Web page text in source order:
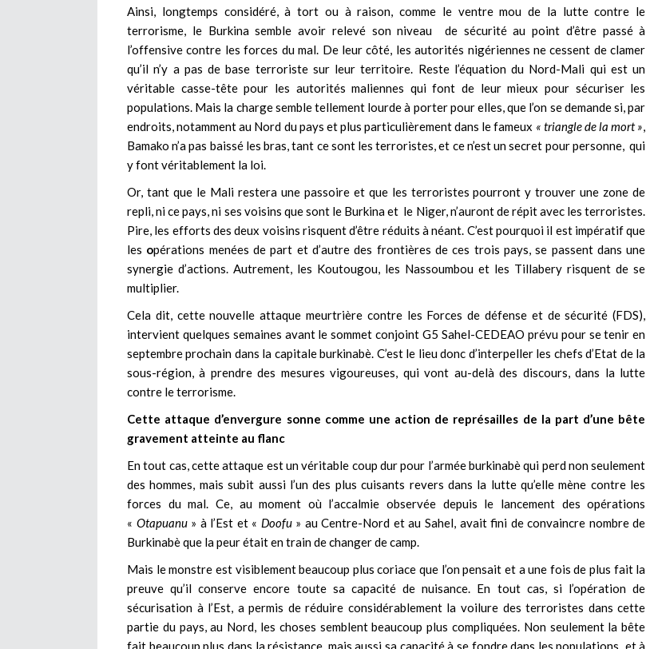
Ainsi, longtemps considéré, à tort ou à raison, comme le ventre mou de la lutte contre le
terrorisme, le Burkina semble avoir relevé son niveau de sécurité au point d’être passé à
l’offensive contre les forces du mal. De leur côté, les autorités nigériennes ne cessent de clamer
qu’il n’y a pas de base terroriste sur leur territoire. Reste l’équation du Nord-Mali qui est un
véritable casse-tête pour les autorités maliennes qui font de leur mieux pour sécuriser les
populations. Mais la charge semble tellement lourde à porter pour elles, que l’on se demande si, par
endroits, notamment au Nord du pays et plus particulièrement dans le fameux « triangle de la mort »,
Bamako n’a pas baissé les bras, tant ce sont les terroristes, et ce n’est un secret pour personne, qui
y font véritablement la loi.
Or, tant que le Mali restera une passoire et que les terroristes pourront y trouver une zone de
repli, ni ce pays, ni ses voisins que sont le Burkina et le Niger, n’auront de répit avec les terroristes.
Pire, les efforts des deux voisins risquent d’être réduits à néant. C’est pourquoi il est impératif que
les opérations menées de part et d’autre des frontières de ces trois pays, se passent dans une
synergie d’actions. Autrement, les Koutougou, les Nassoumbou et les Tillabery risquent de se
multiplier.
Cela dit, cette nouvelle attaque meurtrière contre les Forces de défense et de sécurité (FDS),
intervient quelques semaines avant le sommet conjoint G5 Sahel-CEDEAO prévu pour se tenir en
septembre prochain dans la capitale burkinabè. C’est le lieu donc d’interpeller les chefs d’Etat de la
sous-région, à prendre des mesures vigoureuses, qui vont au-delà des discours, dans la lutte
contre le terrorisme.
Cette attaque d’envergure sonne comme une action de représailles de la part d’une bête
gravement atteinte au flanc
En tout cas, cette attaque est un véritable coup dur pour l’armée burkinabè qui perd non seulement
des hommes, mais subit aussi l’un des plus cuisants revers dans la lutte qu’elle mène contre les
forces du mal. Ce, au moment où l’accalmie observée depuis le lancement des opérations
« Otapuanu» à l’Est et « Doofu» au Centre-Nord et au Sahel, avait fini de convaincre nombre de
Burkinabè que la peur était en train de changer de camp.
Mais le monstre est visiblement beaucoup plus coriace que l’on pensait et a une fois de plus fait la
preuve qu’il conserve encore toute sa capacité de nuisance. En tout cas, si l’opération de
sécurisation à l’Est, a permis de réduire considérablement la voilure des terroristes dans cette
partie du pays, au Nord, les choses semblent beaucoup plus compliquées. Non seulement la bête
fait beaucoup plus dans la résistance, mais aussi sa capacité à se fondre dans les populations et à